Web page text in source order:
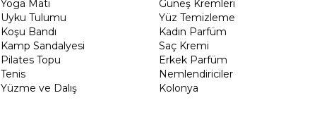
Yoga Matı
Uyku Tulumu
Koşu Bandı
Kamp Sandalyesi
Pilates Topu
Tenis
Yüzme ve Dalış
Güneş Kremleri
Yüz Temizleme
Kadın Parfüm
Saç Kremi
Erkek Parfüm
Nemlendiriciler
Kolonya